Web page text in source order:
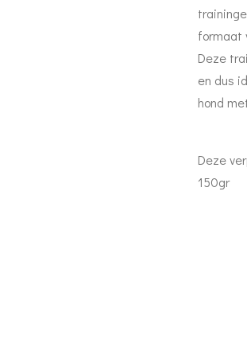
formaat
Deze
en dus
hond
Deze
150gr